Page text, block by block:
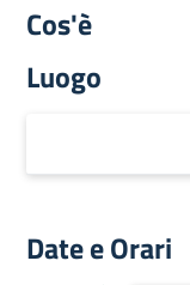
Cos'è
Luogo
Date e Orari